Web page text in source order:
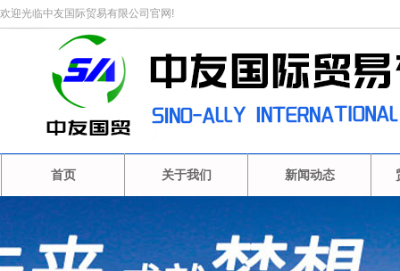
欢迎光临中友国际贸易有限公司官网!
首页 关于我们 新闻动态